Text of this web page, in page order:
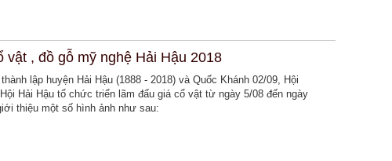
vật , đồ gỗ mỹ nghệ Hải Hậu 2018
lập huyện Hải Hậu (1888 - 2018) và Quốc Khánh 02/09, Hội
Hải Hậu tổ chức triển lãm đấu giá cổ vật từ ngày 5/08 đến ngày
thiệu một số hình ảnh như sau: